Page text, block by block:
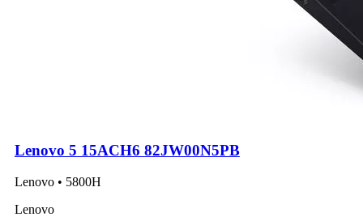
Lenovo 5 15ACH6 82JW00N5PB
Lenovo • 5800H
Lenovo